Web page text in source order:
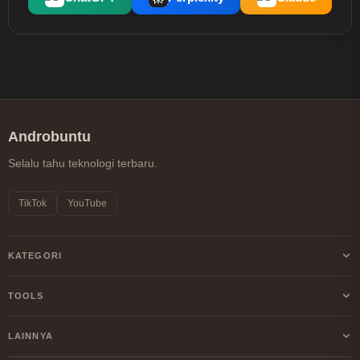
Androbuntu
Selalu tahu teknologi terbaru.
TikTok YouTube
KATEGORI
Android
TOOLS
Kalkulator Profit/Loss Crypto
LAINNYA